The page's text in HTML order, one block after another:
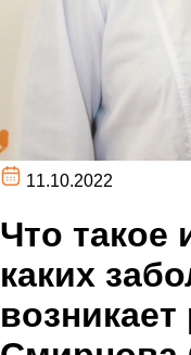
11.10.2022
Что такое
каких